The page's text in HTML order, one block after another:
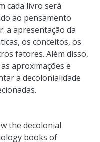
cada livro será
ao pensamento
a apresentação da
os conceitos, os
fatores. Além disso,
aproximações e
a decolonialidade
the decolonial
books of